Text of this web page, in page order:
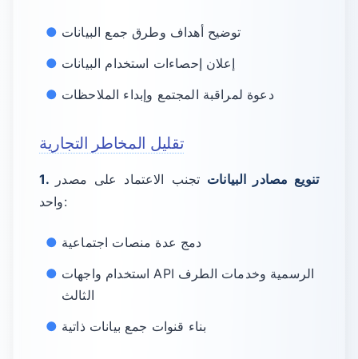
توضيح أهداف وطرق جمع البيانات
إعلان إحصاءات استخدام البيانات
دعوة لمراقبة المجتمع وإبداء الملاحظات
تقليل المخاطر التجارية
1. تنويع مصادر البيانات تجنب الاعتماد على مصدر
واحد:
دمج عدة منصات اجتماعية
استخدام واجهات API الرسمية وخدمات الطرف
الثالث
بناء قنوات جمع بيانات ذاتية